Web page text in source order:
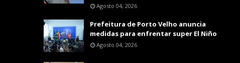
Agosto 04, 2026
Prefeitura de Porto Velho anuncia
medidas para enfrentar super El Niño
Agosto 04, 2026